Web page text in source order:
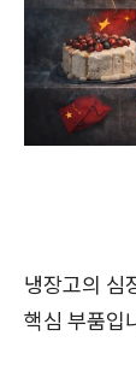
냉장고의 심
핵심 부품입